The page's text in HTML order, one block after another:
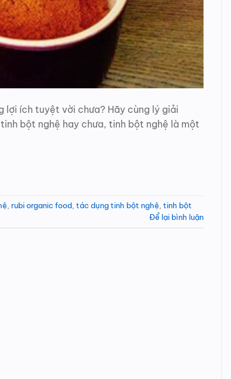
ích tuyệt vời chưa? Hãy cùng lý giải
bột nghệ hay chưa, tinh bột nghệ là một
, rubi organic food, tác dụng tinh bột nghệ, tinh bột
Để lại bình luận